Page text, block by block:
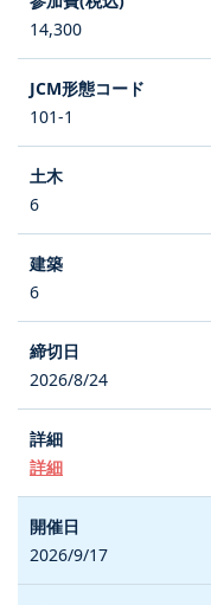
14,300
101-1
6
6
2026/8/24
詳細
2026/9/17